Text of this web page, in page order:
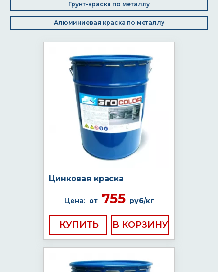
Грунт-краска по металлу
Алюминиевая краска по металлу
Цинковая краска
Цена: от755 руб/кг
КУПИТЬ